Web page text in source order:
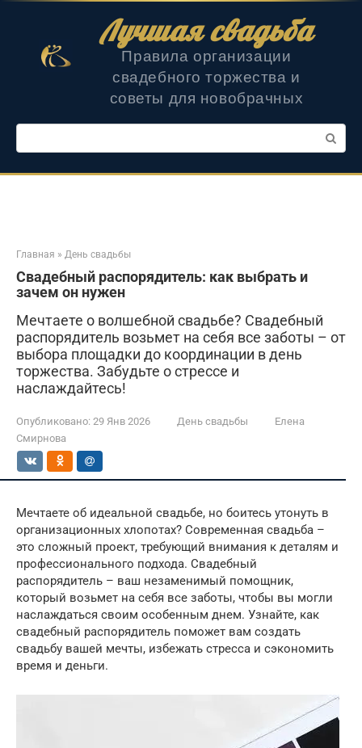
Лучшая свадьба
Правила организации
свадебного торжества и
советы для новобрачных
Поиск:
Главная » День свадьбы
Свадебный распорядитель: как выбрать и
зачем он нужен
Мечтаете о волшебной свадьбе? Свадебный
распорядитель возьмет на себя все заботы – от
выбора площадки до координации в день
торжества. Забудьте о стрессе и
наслаждайтесь!
Опубликовано: 29 Янв 2026 День свадьбы
Елена
Смирнова
Мечтаете об идеальной свадьбе, но боитесь утонуть в
организационных хлопотах? Современная свадьба –
это сложный проект, требующий внимания к деталям и
профессионального подхода. Свадебный
распорядитель – ваш незаменимый помощник,
который возьмет на себя все заботы, чтобы вы могли
наслаждаться своим особенным днем. Узнайте, как
свадебный распорядитель поможет вам создать
свадьбу вашей мечты, избежать стресса и сэкономить
время и деньги.